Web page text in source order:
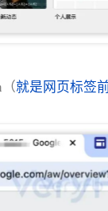
就是网页标签